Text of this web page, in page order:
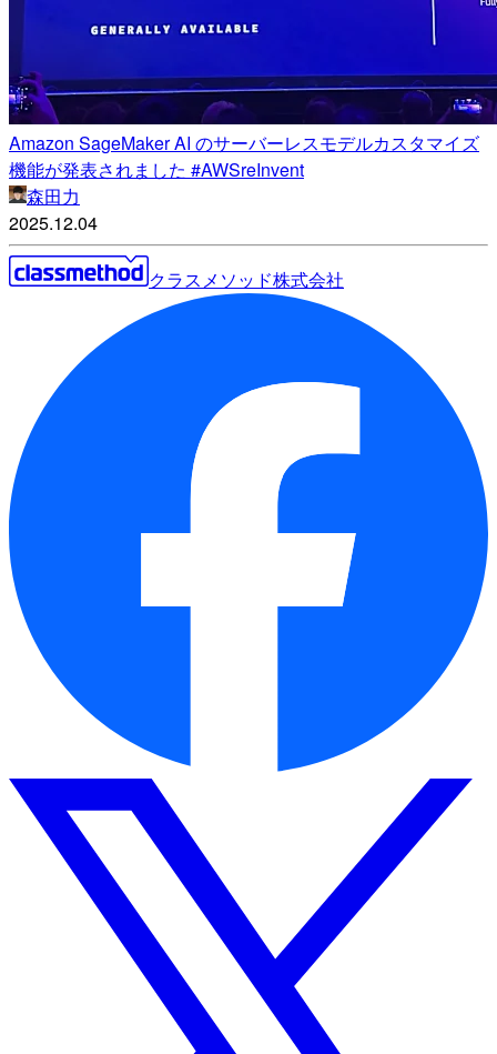
Amazon SageMaker AI のサーバーレスモデルカスタマイズ
機能が発表されました #AWSreInvent
森田力
2025.12.04
クラスメソッド株式会社